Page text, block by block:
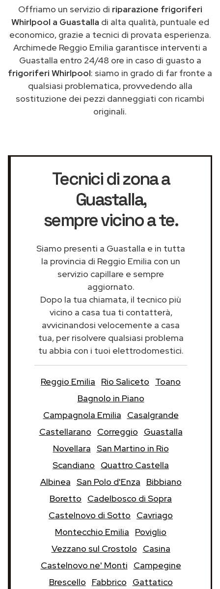
Offriamo un servizio di riparazione frigoriferi
Whirlpool a Guastalla di alta qualità, puntuale ed
economico, grazie a tecnici di provata esperienza.
Archimede Reggio Emilia garantisce interventi a
Guastalla entro 24/48 ore in caso di guasto a
frigoriferi Whirlpool: siamo in grado di far fronte a
qualsiasi problematica, provvedendo alla
sostituzione dei pezzi danneggiati con ricambi
originali.
Tecnici di zona a
Guastalla,
sempre vicino a te.
Siamo presenti a Guastalla e in tutta
la provincia di Reggio Emilia con un
servizio capillare e sempre
aggiornato.
Dopo la tua chiamata, il tecnico più
vicino a casa tua ti contatterà,
avvicinandosi velocemente a casa
tua, per risolvere qualsiasi problema
tu abbia con i tuoi elettrodomestici.
Reggio Emilia Rio Saliceto
Toano
Bagnolo in Piano
Campagnola Emilia
Casalgrande
Castellarano
Correggio
Guastalla
Novellara San Martino in Rio
Scandiano
Quattro Castella
Albinea San Polo d'Enza
Bibbiano
Boretto
Cadelbosco di Sopra
Castelnovo di Sotto
Cavriago
Montecchio Emilia
Poviglio
Vezzano sul Crostolo
Casina
Castelnovo ne' Monti
Campegine
Brescello
Fabbrico Gattatico